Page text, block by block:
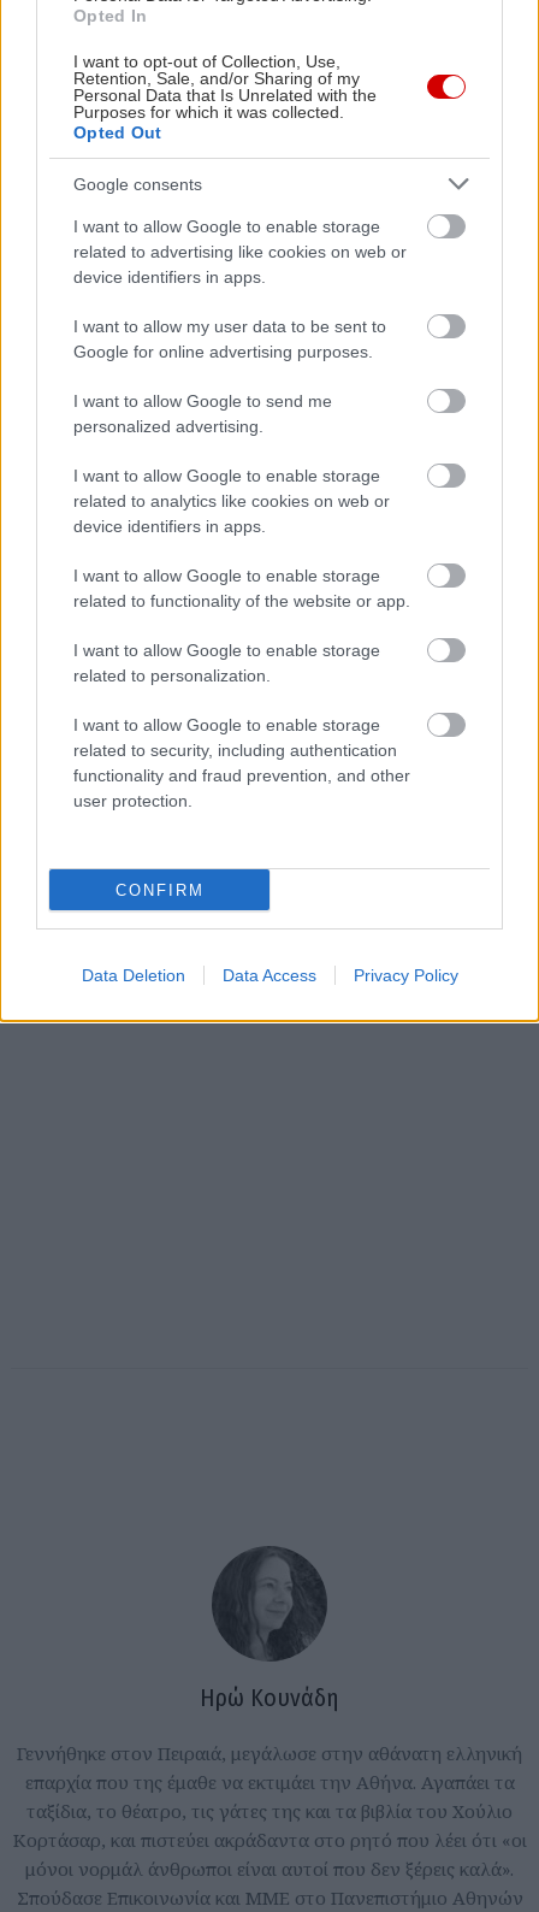
Opted In
I want to opt-out of Collection, Use,
Retention, Sale, and/or Sharing of my
Personal Data that Is Unrelated with the
Purposes for which it was collected.
Opted Out
Google consents
I want to allow Google to enable storage
related to advertising like cookies on web or
device identifiers in apps.
I want to allow my user data to be sent to
Google for online advertising purposes.
I want to allow Google to send me
personalized advertising.
I want to allow Google to enable storage
related to analytics like cookies on web or
device identifiers in apps.
I want to allow Google to enable storage
related to functionality of the website or app.
I want to allow Google to enable storage
related to personalization.
I want to allow Google to enable storage
related to security, including authentication
functionality and fraud prevention, and other
user protection.
CONFIRM
Data Deletion Data Access Privacy Policy
φιλοξενηθεί στο Αμφιθέατρο Μιλτιάδης Έβερτ
της Τεχνόπολης.
Αυτά, βέβαια, είναι μόνο η αρχή. Περισσότερα και
αναλυτικότερα έρχονται σύντομα, προς ώρας
σημείωσε τοstreet party
που θα ανοίξει τις
εκδηλώσεις τηνΚυριακή 17 Μαΐουστις 19.00
στην Πλατεία Κλαυθμώνος, με αφορμή την
Παγκόσμια Ημέρα κατά της Ομοφοβίας,
Αμφιφοβίας, Τρανσφοβίας και Ιντερφοβίας, σε
συνεργασία με το This is Athens City Festival και
με τους DJs Kimon, Kront, Mirella Kappa, Tzina,
Aphrodite HGW και Léona να αναλαμβάνουν τα
decks και να υπόσχονται να μας κάνουν να
χορέψουμε.
Ηρώ Κουνάδη
Γεννήθηκε στον Πειραιά, μεγάλωσε στην αθάνατη ελληνική
επαρχία που της έμαθε να εκτιμάει την Αθήνα. Αγαπάει τα
ταξίδια, το θέατρο, τις γάτες της και τα βιβλία του Χούλιο
Κορτάσαρ, και πιστεύει ακράδαντα στο ρητό που λέει ότι «οι
μόνοι νορμάλ άνθρωποι είναι αυτοί που δεν ξέρεις καλά».
Σπούδασε Επικοινωνία και ΜΜΕ στο Πανεπιστήμιο Αθηνών